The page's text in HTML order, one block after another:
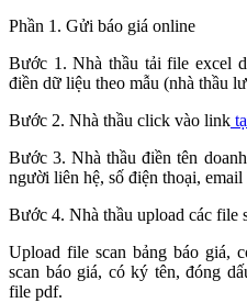
Phần 1. Gửi báo giá online
Bước 1. Nhà thầu tải file excel
điền dữ liệu theo mẫu (nhà thầu
Bước 2. Nhà thầu click vào link
Bước 3. Nhà thầu điền tên
người liên hệ, số điện thoại, email
Bước 4. Nhà thầu upload các file
Upload file scan bảng báo giá,
scan báo giá, có ký tên, đóng
file pdf.